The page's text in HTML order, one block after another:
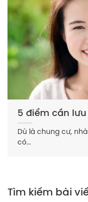
5 điểm cần
Dù là chung cư,
có...
Tìm kiếm bài